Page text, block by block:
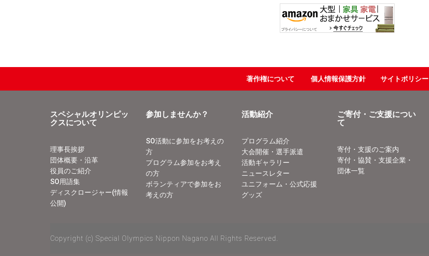
著作権について 個人情報保護方針 サイトポリシー
スペシャルオリンピッ
クスについて
理事長挨拶
団体概要・沿革
役員のご紹介
SO用語集
ディスクロージャー(情報
公開)
参加しませんか？
SO活動に参加をお考えの
方
プログラム参加をお考え
の方
ボランティアで参加をお
考えの方
活動紹介
プログラム紹介
大会開催・選手派遣
活動ギャラリー
ニュースレター
ユニフォーム・公式応援
グッズ
ご寄付・ご支援につい
て
寄付・支援のご案内
寄付・協賛・支援企業・
団体一覧
Copyright (c) Special Olympics Nippon Nagano All Rights Reserved.